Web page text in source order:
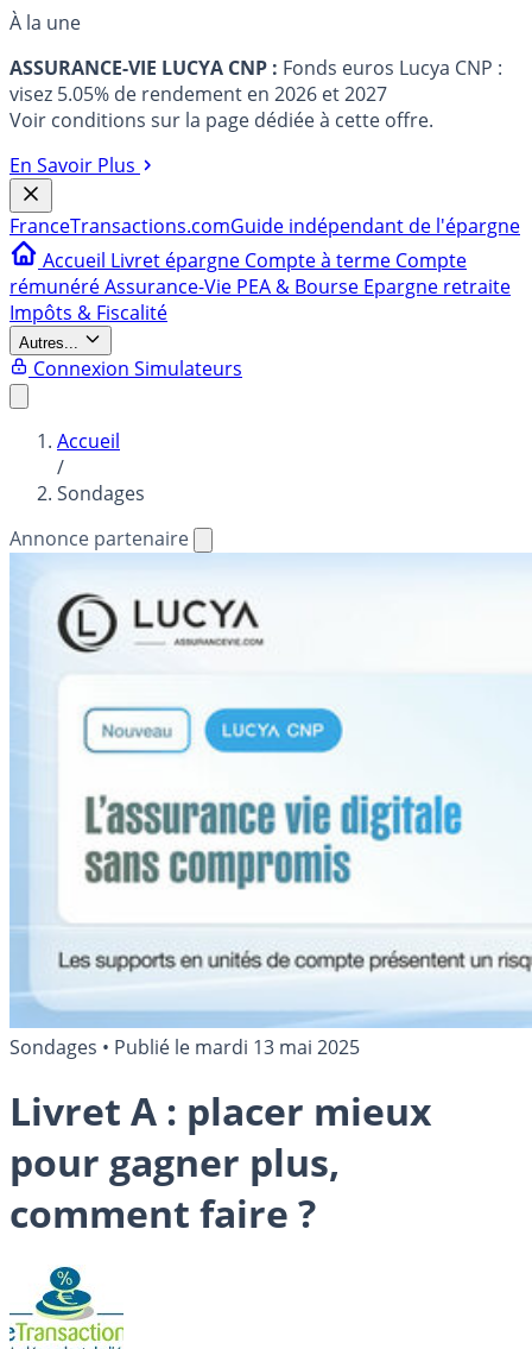
À la une
ASSURANCE-VIE LUCYA CNP : Fonds euros Lucya CNP :
visez 5.05% de rendement en 2026 et 2027
Voir conditions sur la page dédiée à cette offre.
En Savoir Plus
FranceTransactions.comGuide indépendant de l'épargne
Accueil Livret épargne Compte à terme Compte
rémunéréAssurance-Vie PEA & Bourse Epargne retraite
Impôts & Fiscalité
Autres...
Connexion Simulateurs
Accueil
/
Sondages
Annonce partenaire
Sondages • Publié le mardi 13 mai 2025
Livret A : placer mieux
pour gagner plus,
comment faire ?